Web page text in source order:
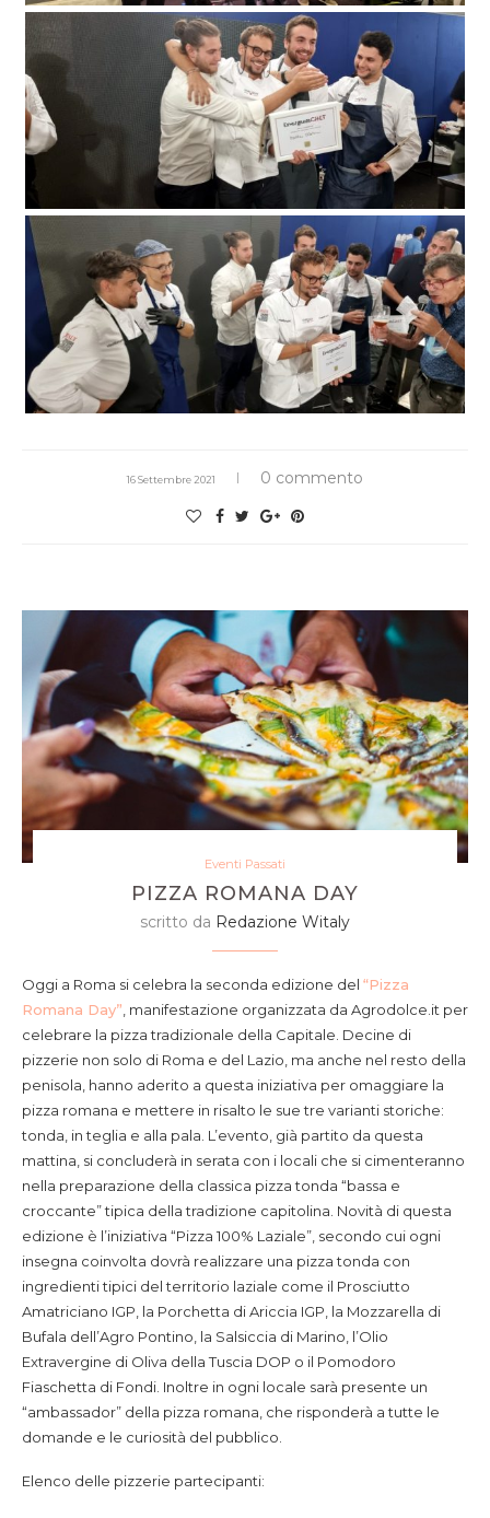
16 Settembre 2021 0 commento
Eventi Passati
PIZZA ROMANA DAY
scritto da Redazione Witaly
Oggi a Roma si celebra la seconda edizione del “Pizza
Romana Day” , manifestazione organizzata da Agrodolce.it per
celebrare la pizza tradizionale della Capitale. Decine di
pizzerie non solo di Roma e del Lazio, ma anche nel resto della
penisola, hanno aderito a questa iniziativa per omaggiare la
pizza romana e mettere in risalto le sue tre varianti storiche:
tonda, in teglia e alla pala. L’evento, già partito da questa
mattina, si concluderà in serata con i locali che si cimenteranno
nella preparazione della classica pizza tonda “bassa e
croccante” tipica della tradizione capitolina. Novità di questa
edizione è l’iniziativa “Pizza 100% Laziale”, secondo cui ogni
insegna coinvolta dovrà realizzare una pizza tonda con
ingredienti tipici del territorio laziale come il Prosciutto
Amatriciano IGP, la Porchetta di Ariccia IGP, la Mozzarella di
Bufala dell’Agro Pontino, la Salsiccia di Marino, l’Olio
Extravergine di Oliva della Tuscia DOP o il Pomodoro
Fiaschetta di Fondi. Inoltre in ogni locale sarà presente un
“ambassador” della pizza romana, che risponderà a tutte le
domande e le curiosità del pubblico.
Elenco delle pizzerie partecipanti: